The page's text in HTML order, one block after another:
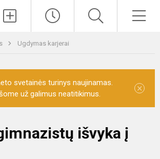
Ugdymas karjerai
svetainės turinys naujinamas.
už galimus neatitikimus.
×
išvyka į